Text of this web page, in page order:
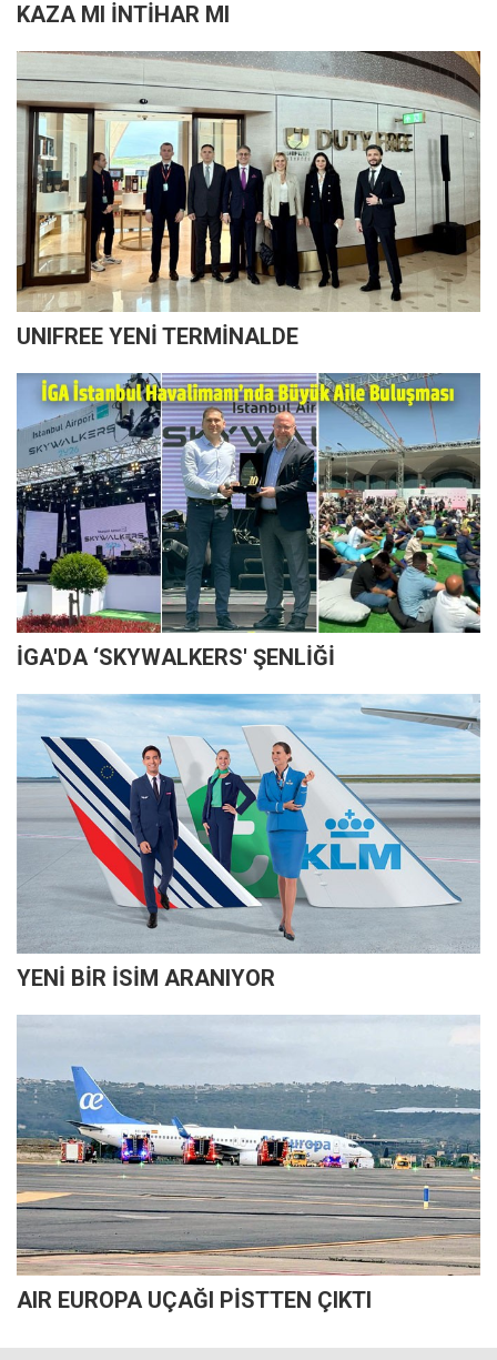
KAZA MI İNTİHAR MI
UNIFREE YENİ TERMİNALDE
İGA'DA ‘SKYWALKERS' ŞENLİĞİ
YENİ BİR İSİM ARANIYOR
AIR EUROPA UÇAĞI PİSTTEN ÇIKTI